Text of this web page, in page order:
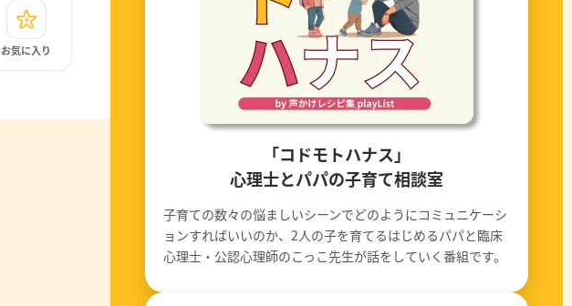
お気に入り
「コドモトハナス」
心理士とパパの子育て相談室
子育ての数々の悩ましいシーンでどのようにコミュニケーシ
ョンすればいいのか、2人の子を育てるはじめるパパと臨床
心理士・公認心理師のこっこ先生が話をしていく番組です。